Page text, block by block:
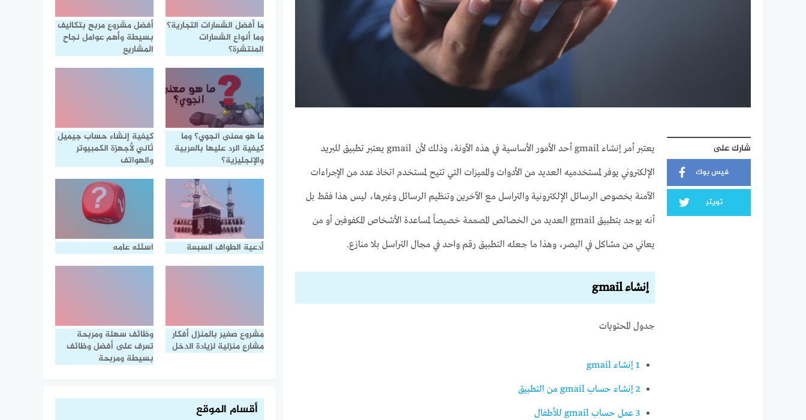
شارك على
فيس بوك
تويتر
يعتبر أمر إنشاء gmail أحد الأمور الأساسية في هذه الآونة، وذلك لأن gmail يعتبر تطبيق للبريد
الإلكتروني يوفر لمستخدميه العديد من الأدوات والمميزات التي تتيح لمستخدم اتخاذ عدد من الإجراءات
الآمنة بخصوص الرسائل الإلكترونية والتراسل مع الآخرين وتنظيم الرسائل وغيرها، ليس هذا فقط بل
أنه يوجد بتطبيق gmail العديد من الخصائص المصممة خصيصاً لمساعدة الأشخاص المكفوفين أو من
يعاني من مشاكل في البصر، وهذا ما جعله التطبيق رقم واحد في مجال التراسل بلا منازع.
إنشاء gmail
جدول المحتويات
1إنشاء gmail
2إنشاء حساب gmail من التطبيق
3عمل حساب gmail للأطفال
ما أفضل الشعارات التجارية؟
وما أنواع الشعارات
المنتشرة؟
أفضل مشروع مربح بتكاليف
بسيطة وأهم عوامل نجاح
المشاريع
ما هو معنى انجوي؟ وما
كيفية الرد عليها بالعربية
والإنجليزية؟
كيفية إنشاء حساب جيميل
ثاني لأجهزة الكمبيوتر
والهواتف
أدعية الطواف السبعة اسئله عامه
مشروع صغير بالمنزل أفكار
مشارع منزلية لزيادة الدخل
وظائف سهلة ومربحة
تعرف على أفضل وظائف
بسيطة ومربحة
أقسام الموقع